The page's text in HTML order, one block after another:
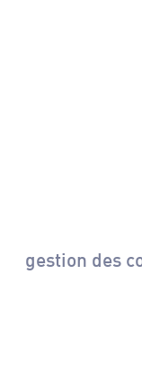
gestion des